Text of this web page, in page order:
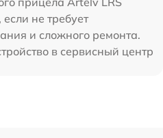
не требует
и сложного ремонта.
в сервисный центр